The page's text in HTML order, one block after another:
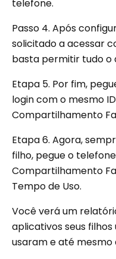
telefone.
Passo 4. Após
solicitado a acessar
basta permitir tudo o
Etapa 5. Por fim,
login com o mesmo
Compartilhamento
Etapa 6. Agora,
filho, pegue o
Compartilhamento
Tempo de Uso.
Você verá um
aplicativos seus
usaram e até mesmo